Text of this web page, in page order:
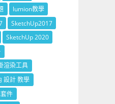
lumion教學
SketchUp2017
SketchUp 2020
渲染工具
設計 教學
件